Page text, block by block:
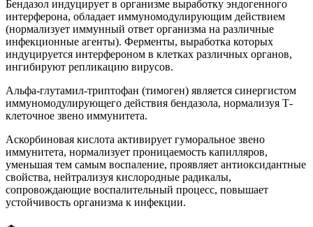
Бендазол индуцирует в организме выработку эндогенного
интерферона, обладает иммуномодулирующим действием
(нормализует иммунный ответ организма на различные
инфекционные агенты). Ферменты, выработка которых
индуцируется интерфероном в клетках различных органов,
ингибируют репликацию вирусов.
Альфа-глутамил-триптофан (тимоген) является синергистом
иммуномодулирующего действия бендазола, нормализуя Т-
клеточное звено иммунитета.
Аскорбиновая кислота активирует гуморальное звено
иммунитета, нормализует проницаемость капилляров,
уменьшая тем самым воспаление, проявляет антиоксидантные
свойства, нейтрализуя кислородные радикалы,
сопровождающие воспалительный процесс, повышает
устойчивость организма к инфекции.